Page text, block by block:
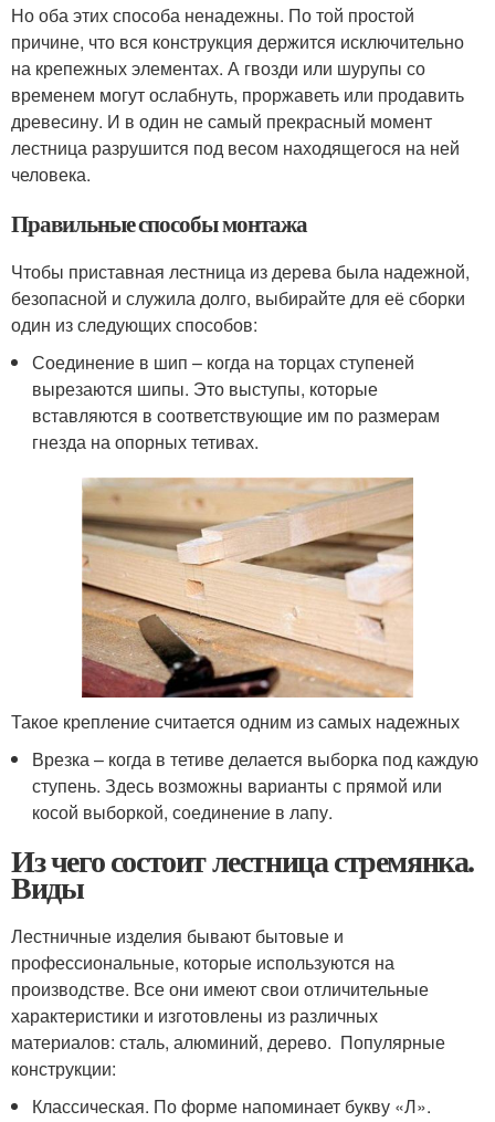
Но оба этих способа ненадежны. По той простой
причине, что вся конструкция держится исключительно
на крепежных элементах. А гвозди или шурупы со
временем могут ослабнуть, проржаветь или продавить
древесину. И в один не самый прекрасный момент
лестница разрушится под весом находящегося на ней
человека.
Правильные способы монтажа
Чтобы приставная лестница из дерева была надежной,
безопасной и служила долго, выбирайте для её сборки
один из следующих способов:
Соединение в шип – когда на торцах ступеней
вырезаются шипы. Это выступы, которые
вставляются в соответствующие им по размерам
гнезда на опорных тетивах.
Такое крепление считается одним из самых надежных
Врезка – когда в тетиве делается выборка под каждую
ступень. Здесь возможны варианты с прямой или
косой выборкой, соединение в лапу.
Из чего состоит лестница стремянка.
Виды
Лестничные изделия бывают бытовые и
профессиональные, которые используются на
производстве. Все они имеют свои отличительные
характеристики и изготовлены из различных
материалов: сталь, алюминий, дерево. Популярные
конструкции:
Классическая. По форме напоминает букву «Л».